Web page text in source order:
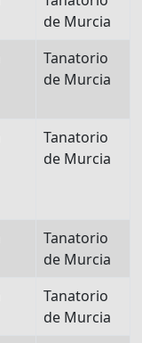
de Murcia
Tanatorio
de Murcia
Tanatorio
de Murcia
Tanatorio
de Murcia
Tanatorio
de Murcia